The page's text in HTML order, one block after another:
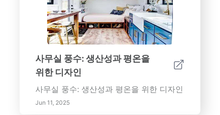
사무실 풍수: 생산성과 평온을
위한 디자인
사무실 풍수: 생산성과 평온을 위한 디자인
Jun 11, 2025